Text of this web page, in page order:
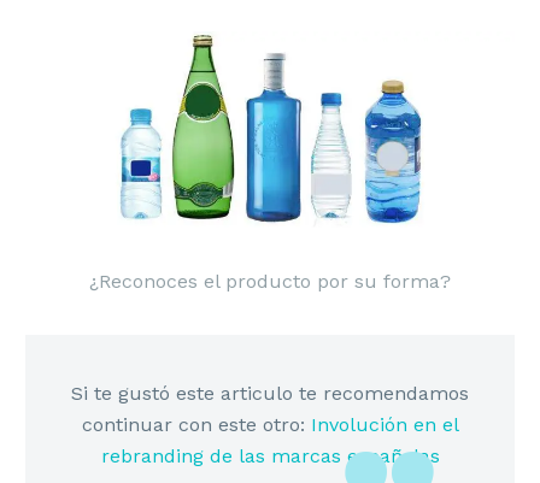
¿Reconoces el producto por su forma?
Si te gustó este articulo te recomendamos
continuar con este otro: Involución en el
rebranding de las marcas españolas